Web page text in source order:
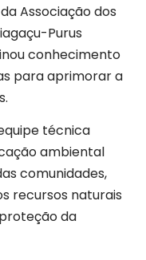
Associação dos
Purus
conhecimento
para aprimorar a
técnica
ambiental
comunidades,
recursos naturais
da